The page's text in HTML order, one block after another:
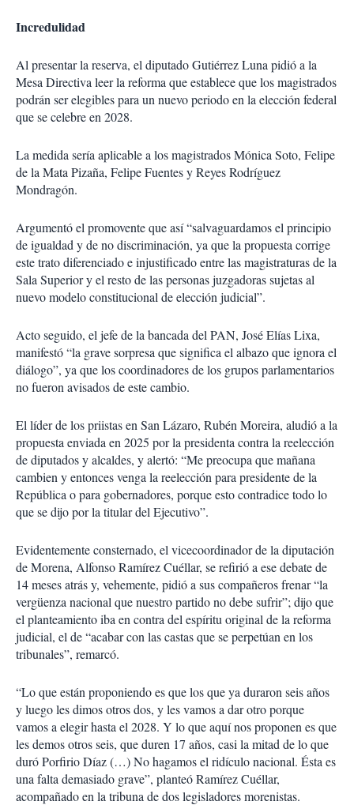
Incredulidad
Al presentar la reserva, el diputado Gutiérrez Luna pidió a la
Mesa Directiva leer la reforma que establece que los magistrados
podrán ser elegibles para un nuevo periodo en la elección federal
que se celebre en 2028.
La medida sería aplicable a los magistrados Mónica Soto, Felipe
de la Mata Pizaña, Felipe Fuentes y Reyes Rodríguez
Mondragón.
Argumentó el promovente que así “salvaguardamos el principio
de igualdad y de no discriminación, ya que la propuesta corrige
este trato diferenciado e injustificado entre las magistraturas de la
Sala Superior y el resto de las personas juzgadoras sujetas al
nuevo modelo constitucional de elección judicial”.
Acto seguido, el jefe de la bancada del PAN, José Elías Lixa,
manifestó “la grave sorpresa que significa el albazo que ignora el
diálogo”, ya que los coordinadores de los grupos parlamentarios
no fueron avisados de este cambio.
El líder de los priistas en San Lázaro, Rubén Moreira, aludió a la
propuesta enviada en 2025 por la presidenta contra la reelección
de diputados y alcaldes, y alertó: “Me preocupa que mañana
cambien y entonces venga la reelección para presidente de la
República o para gobernadores, porque esto contradice todo lo
que se dijo por la titular del Ejecutivo”.
Evidentemente consternado, el vicecoordinador de la diputación
de Morena, Alfonso Ramírez Cuéllar, se refirió a ese debate de
14 meses atrás y, vehemente, pidió a sus compañeros frenar “la
vergüenza nacional que nuestro partido no debe sufrir”; dijo que
el planteamiento iba en contra del espíritu original de la reforma
judicial, el de “acabar con las castas que se perpetúan en los
tribunales”, remarcó.
“Lo que están proponiendo es que los que ya duraron seis años
y luego les dimos otros dos, y les vamos a dar otro porque
vamos a elegir hasta el 2028. Y lo que aquí nos proponen es que
les demos otros seis, que duren 17 años, casi la mitad de lo que
duró Porfirio Díaz (…) No hagamos el ridículo nacional. Ésta es
una falta demasiado grave”, planteó Ramírez Cuéllar,
acompañado en la tribuna de dos legisladores morenistas.